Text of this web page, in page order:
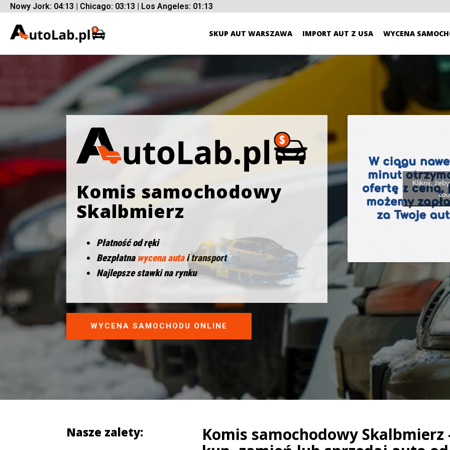
Nowy Jork: 04:13 | Chicago: 03:13 | Los Angeles: 01:13
SKUP AUT WARSZAWA IMPORT AUT Z USA WYCENA
Komis samochodowy
Skalbmierz
Płatność od ręki
Bezpłatna wycena autai transport
Najlepsze stawki na rynku
WYCENA SAMOCHODU ONLINE
Kliknij,
Nasze zalety:
Komis samochodowy Skalbmierz